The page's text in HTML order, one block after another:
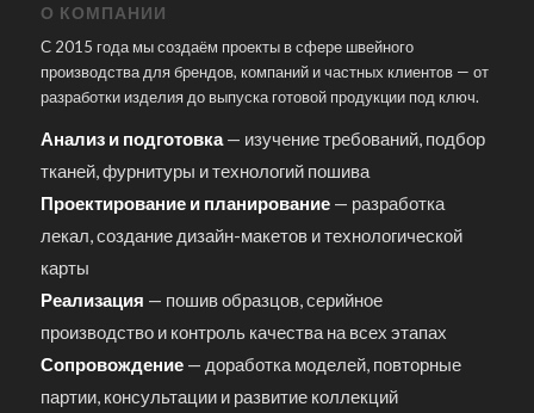
О КОМПАНИИ
С 2015 года мы создаём проекты в сфере швейного
производства для брендов, компаний и частных клиентов — от
разработки изделия до выпуска готовой продукции под ключ.
Анализ и подготовка— изучение требований, подбор
тканей, фурнитуры и технологий пошива
Проектирование и планирование— разработка
лекал, создание дизайн-макетов и технологической
карты
Реализация — пошив образцов, серийное
производство и контроль качества на всех этапах
Сопровождение— доработка моделей, повторные
партии, консультации и развитие коллекций